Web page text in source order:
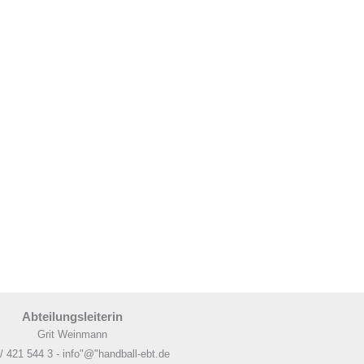
Abteilungsleiterin
Grit Weinmann
421 544 3 - info"@"handball-ebt.de